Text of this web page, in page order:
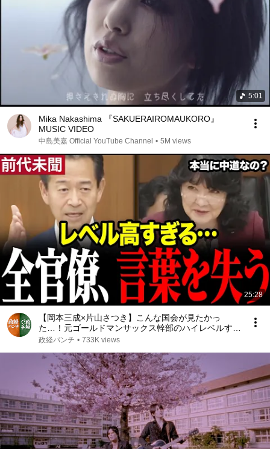
5:01
Mika Nakashima 『SAKUERAIROMAUKORO』
MUSIC VIDEO
中島美嘉 Official YouTube Channel • 5M views
25:28
【岡本三成×片山さつき】こんな国会が見たかっ
た…！元ゴールドマンサックス幹部のハイレベルすぎ
る国会質疑 #岡本三成 #片山さつき #国会
政経パンチ • 733K views